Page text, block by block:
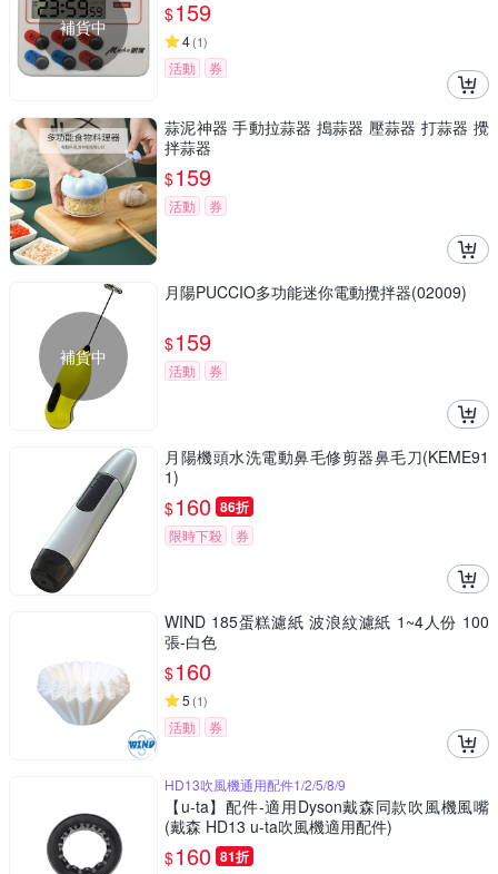
補貨中
$159
4(1)
活動 券
蒜泥神器 手動拉蒜器 搗蒜器 壓蒜器 打蒜器 攪
拌蒜器
$159
活動 券
補貨中
月陽PUCCIO多功能迷你電動攪拌器(02009)
$159
活動 券
月陽機頭水洗電動鼻毛修剪器鼻毛刀(KEME91
1)
$160 86折
限時下殺 券
WIND 185蛋糕濾紙 波浪紋濾紙 1~4人份 100
張-白色
$160
5 (1)
活動 券
HD13吹風機通用配件1/2/5/8/9
【u-ta】配件-適用Dyson戴森同款吹風機風嘴
(戴森 HD13 u-ta吹風機適用配件)
$160 81折